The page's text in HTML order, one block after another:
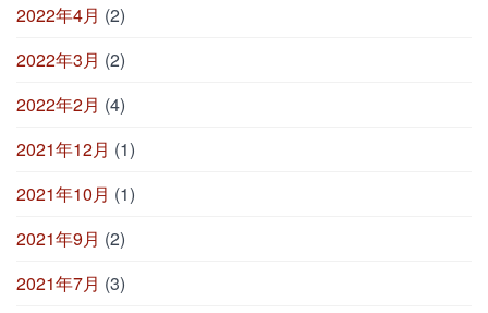
2022年4月 (2)
2022年3月 (2)
2022年2月 (4)
2021年12月 (1)
2021年10月 (1)
2021年9月 (2)
2021年7月 (3)